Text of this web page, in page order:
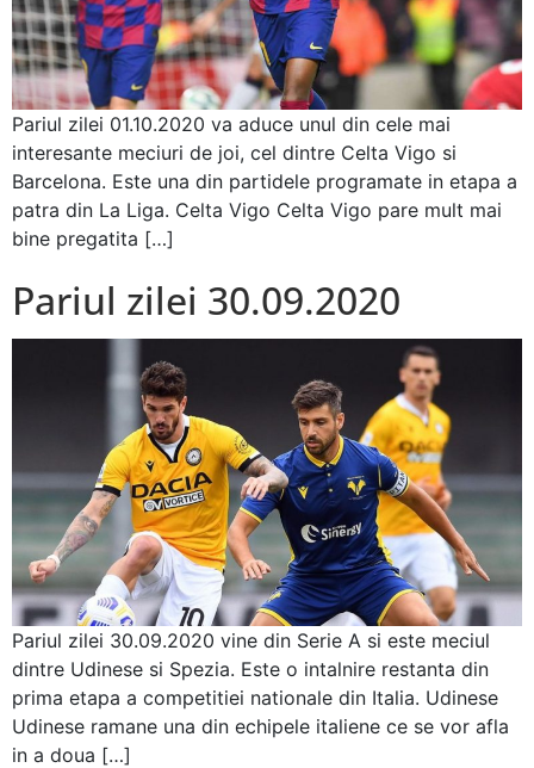
Pariul zilei 01.10.2020 va aduce unul din cele mai
interesante meciuri de joi, cel dintre Celta Vigo si
Barcelona. Este una din partidele programate in etapa a
patra din La Liga. Celta Vigo Celta Vigo pare mult mai
bine pregatita […]
Pariul zilei 30.09.2020
Pariul zilei 30.09.2020 vine din Serie A si este meciul
dintre Udinese si Spezia. Este o intalnire restanta din
prima etapa a competitiei nationale din Italia. Udinese
Udinese ramane una din echipele italiene ce se vor afla
in a doua […]